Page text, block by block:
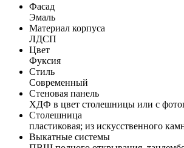
Фасад
Эмаль
Материал корпуса
ЛДСП
Цвет
Фуксия
Стиль
Современный
Стеновая панель
ХДФ в цвет столешницы или с
Столешница
пластиковая; из искусственного
Выкатные системы